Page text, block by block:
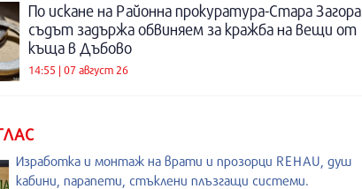
По искане на Районна прокуратура-Стара Загора
съдът задържа обвиняем за кражба на вещи от
къща в Дъбово
14:55 | 07 август 26
Изработка и монтаж на врати и прозорци REHAU, душ
кабини, парапети, стъклени плъзгащи системи.